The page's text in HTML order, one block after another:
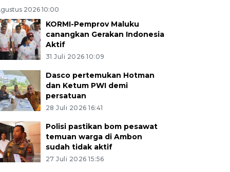
2026 10:00
KORMI-Pemprov Maluku
canangkan Gerakan Indonesia
Aktif
31 Juli 2026 10:09
Dasco pertemukan Hotman
dan Ketum PWI demi
persatuan
28 Juli 2026 16:41
Polisi pastikan bom pesawat
temuan warga di Ambon
sudah tidak aktif
27 Juli 2026 15:56